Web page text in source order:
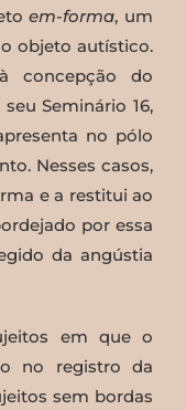
em-forma, um
objeto autístico.
concepção do
Seminário 16,
no pólo
Nesses casos,
e a restitui ao
por essa
da angústia
em que o
no registro da
sem bordas